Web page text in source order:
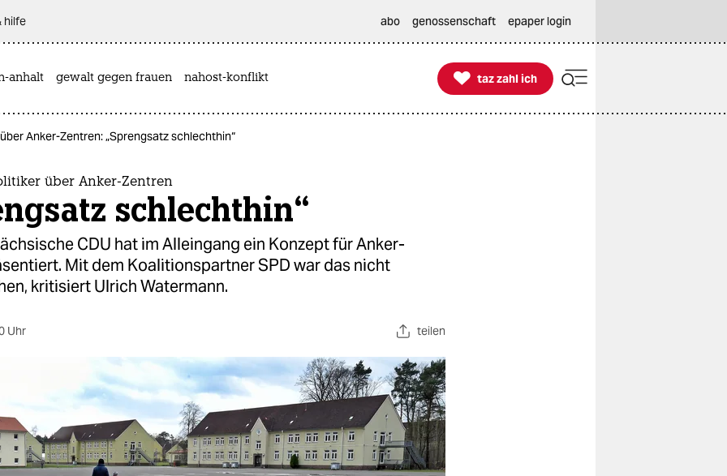
hilfe abo genossenschaft epaper login
anhalt gewalt gegen frauen nahost-konflikt 
taz zahl ich
taz zahl ich
Anker-Zentren: „Sprengsatz schlechthin“
über Anker-Zentren
schlechthin“
CDU hat im Alleingang ein Konzept für Anker-
Mit dem Koalitionspartner SPD war das nicht
kritisiert Ulrich Watermann.
Uhr teilen